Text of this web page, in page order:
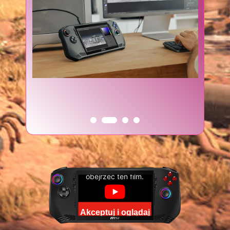
Zaakceptuj pliki cookie YouTube, aby
obejrzeć ten film.
Akceptuj i oglądaj